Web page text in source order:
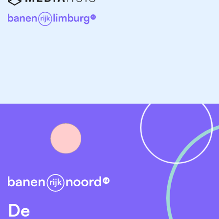
Als jeugdzorg medewerker begeleid je kinderen en
jongeren die om uiteenlopende redenen extra
op en voert deze uit om de jongeren te ondersteunen
in hun ontwikkeling. Je werkt nauw samen met
ouders, scholen en andere hulpverleners om de juiste
zorg en begeleiding te bieden. Ook evalueer en pas
je de zorgplannen regelmatig aan, afhankelijk van de
Het is belangrijk dat je beschikt over kennis van wet-
en regelgeving binnen de jeugdzorg, goed kunt
communiceren en kunt omgaan met weerstand of
De